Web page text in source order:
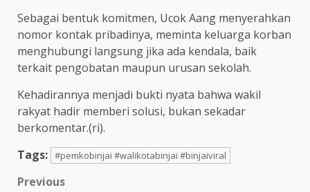
Sebagai bentuk komitmen, Ucok Aang menyerahkan
nomor kontak pribadinya, meminta keluarga korban
menghubungi langsung jika ada kendala, baik
terkait pengobatan maupun urusan sekolah.
Kehadirannya menjadi bukti nyata bahwa wakil
rakyat hadir memberi solusi, bukan sekadar
berkomentar.(ri).
Tags: #pemkobinjai #walikotabinjai #binjaiviral
Post
Previous